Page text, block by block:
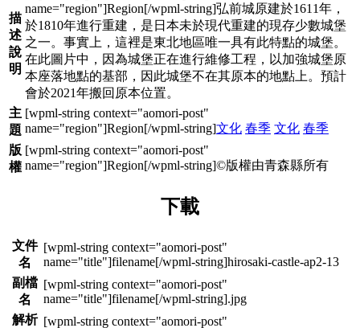
描
述
說
明
弘前城原建於1611年，
於1810年進行重建，是日本未於現代重建的現存少數城堡
之一。事實上，這裡是東北地區唯一具有此特點的城堡。
在此圖片中，因為城堡正在進行維修工程，以加強城堡原
本座落地點的基部，因此城堡不在其原本的地點上。預計
會於2021年搬回原本位置。
主
題
文化 春季 文化 春季
版
權
©版權由青森縣所有
下載
文件
名
hirosaki-castle-ap2-13
副檔
名
.jpg
解析